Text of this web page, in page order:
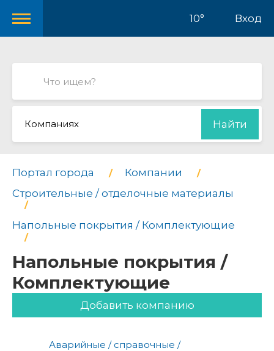
10° Вход
Компаниях Найти
Портал города
Компании
Строительные / отделочные материалы
Напольные покрытия / Комплектующие
Напольные покрытия /
Комплектующие
Добавить компанию
Аварийные / справочные /